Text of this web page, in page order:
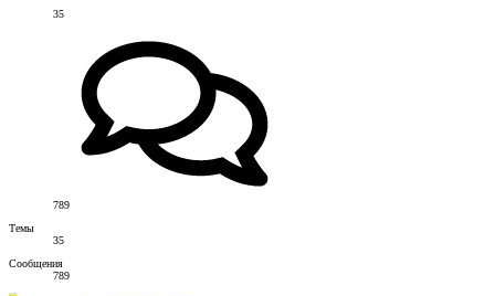
35
789
Темы
35
Сообщения
789